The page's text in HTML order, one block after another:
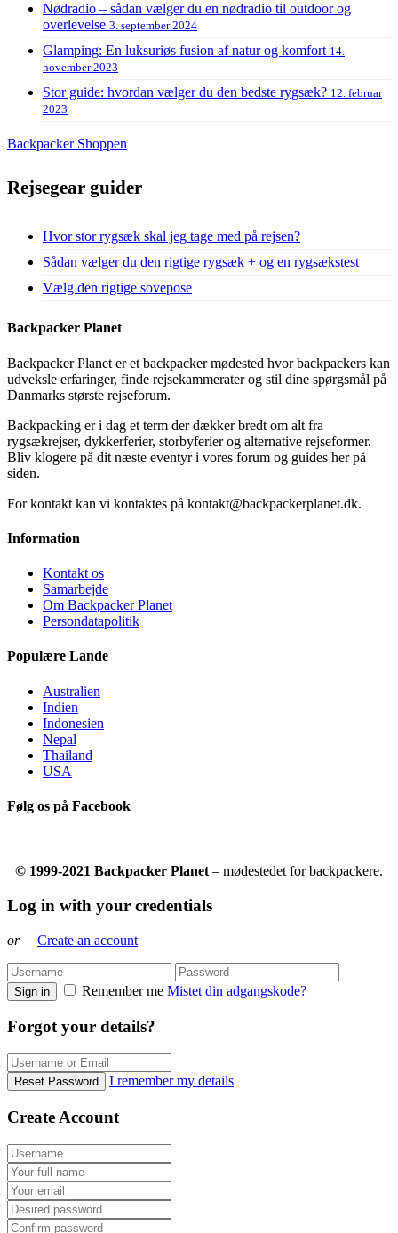
Nødradio – sådan vælger du en nødradio til outdoor og
overlevelse 3. september 2024
Glamping: En luksuriøs fusion af natur og komfort 14.
november 2023
Stor guide: hvordan vælger du den bedste rygsæk? 12. februar
2023
Backpacker Shoppen
Rejsegear guider
Hvor stor rygsæk skal jeg tage med på rejsen?
Sådan vælger du den rigtige rygsæk + og en rygsækstest
Vælg den rigtige sovepose
Backpacker Planet
Backpacker Planet er et backpacker mødested hvor backpackers kan
udveksle erfaringer, finde rejsekammerater og stil dine spørgsmål på
Danmarks største rejseforum.
Backpacking er i dag et term der dækker bredt om alt fra
rygsækrejser, dykkerferier, storbyferier og alternative rejseformer.
Bliv klogere på dit næste eventyr i vores forum og guides her på
siden.
For kontakt kan vi kontaktes på kontakt@backpackerplanet.dk.
Information
Kontakt os
Samarbejde
Om Backpacker Planet
Persondatapolitik
Populære Lande
Australien
Indien
Indonesien
Nepal
Thailand
USA
Følg os på Facebook
© 1999-2021 Backpacker Planet – mødestedet for backpackere.
Log in with your credentials
or Create an account
Sign in Remember me Mistet din adgangskode?
Forgot your details?
Reset Password I remember my details
Create Account